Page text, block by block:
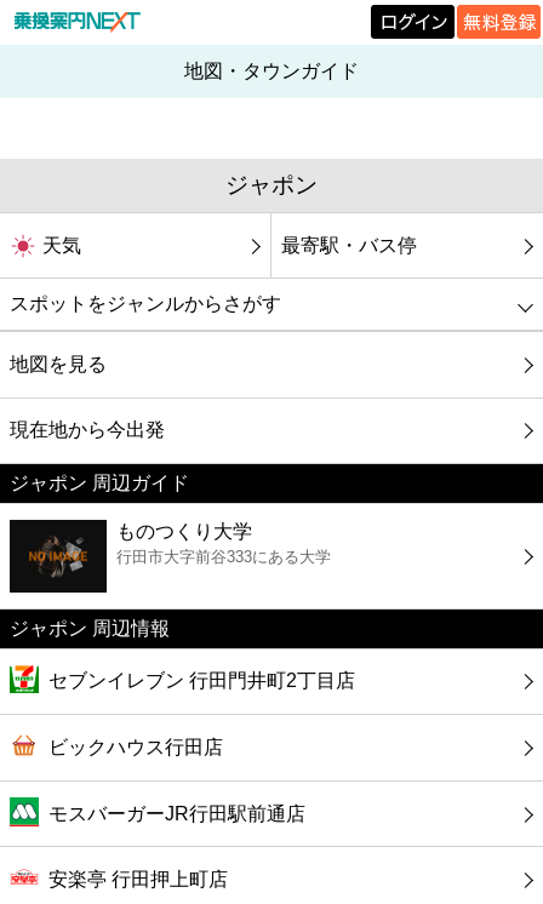
地図・タウンガイド
ジャポン
天気 最寄駅・バス停
スポットをジャンルからさがす
グルメ
映画
美容
コンビニ
薬局
スーパー
エンタメ
レジャー
書店
地図を見る
現在地から今出発
ジャポン 周辺ガイド
ものつくり大学
行田市大字前谷333にある大学
ジャポン 周辺情報
セブンイレブン 行田門井町2丁目店
ビックハウス行田店
モスバーガーJR行田駅前通店
安楽亭 行田押上町店